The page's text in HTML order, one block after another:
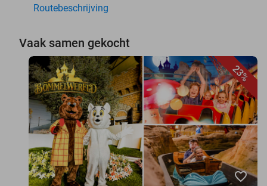
Routebeschrijving
Vaak samen gekocht
23%
favorite_border